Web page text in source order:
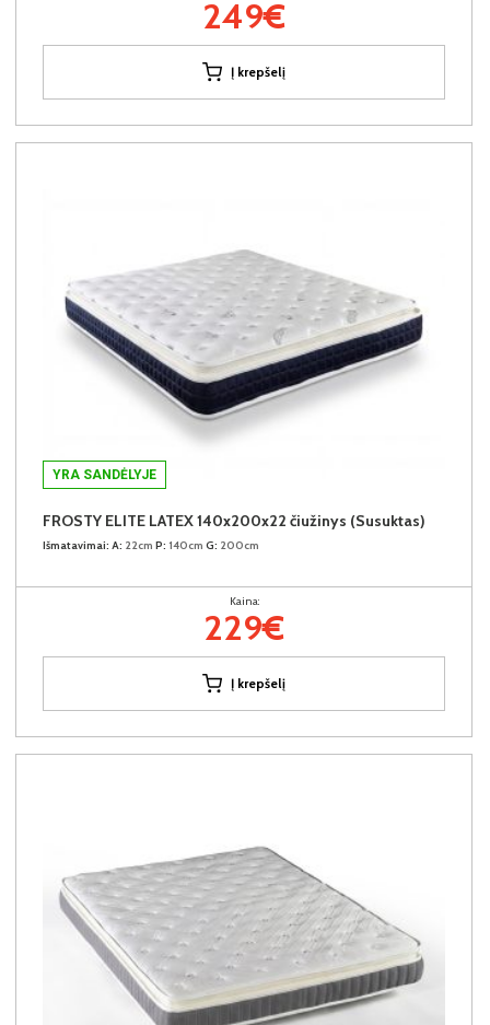
249€
Į krepšelį
YRA SANDĖLYJE
FROSTY ELITE LATEX 140x200x22 čiužinys (Susuktas)
Išmatavimai: A: 22cm P: 140cm G: 200cm
Kaina:
229€
Į krepšelį